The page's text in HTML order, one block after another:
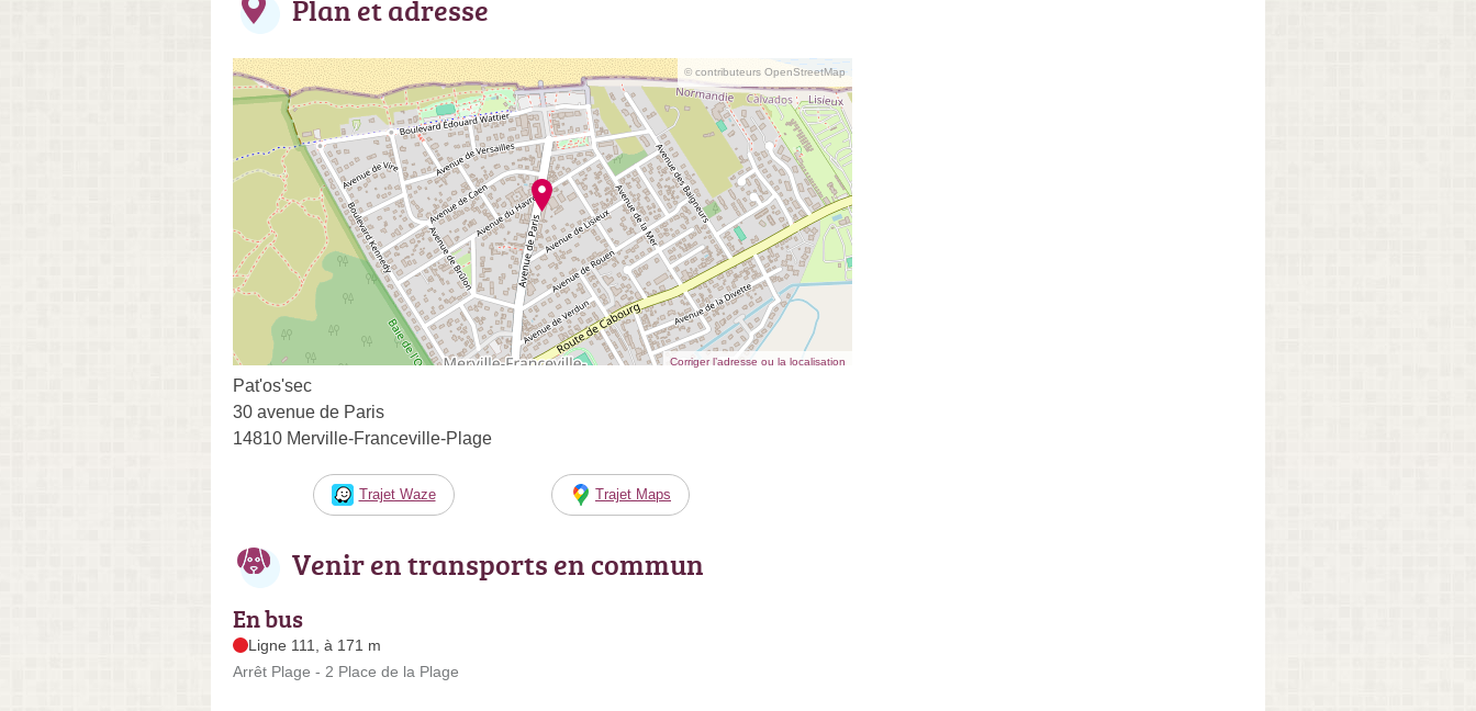
Plan et adresse
© contributeurs OpenStreetMap
Corriger l’adresse ou la localisation
Pat'os'sec
30 avenue de Paris
14810 Merville-Franceville-Plage
Trajet Waze Trajet Maps
Venir en transports en commun
En bus
Ligne 111, à 171 m
Arrêt Plage - 2 Place de la Plage